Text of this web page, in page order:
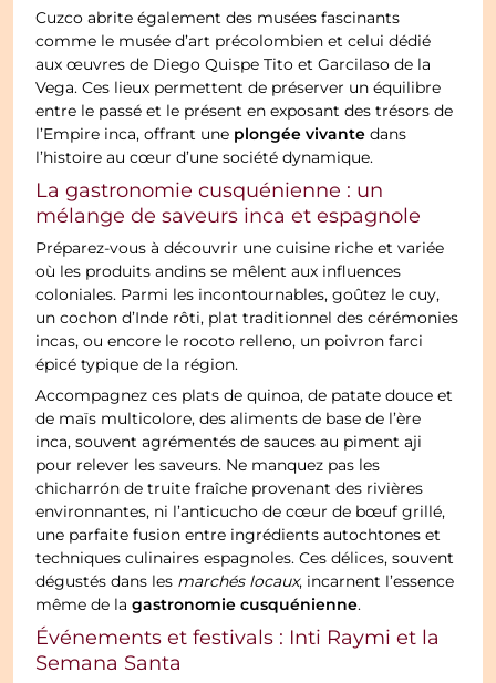
Cuzco abrite également des musées fascinants
comme le musée d’art précolombien et celui dédié
aux œuvres de Diego Quispe Tito et Garcilaso de la
Vega. Ces lieux permettent de préserver un équilibre
entre le passé et le présent en exposant des trésors de
l’Empire inca, offrant une plongée vivante dans
l’histoire au cœur d’une société dynamique.
La gastronomie cusquénienne : un
mélange de saveurs inca et espagnole
Préparez-vous à découvrir une cuisine riche et variée
où les produits andins se mêlent aux influences
coloniales. Parmi les incontournables, goûtez le cuy,
un cochon d’Inde rôti, plat traditionnel des cérémonies
incas, ou encore le rocoto relleno, un poivron farci
épicé typique de la région.
Accompagnez ces plats de quinoa, de patate douce et
de maïs multicolore, des aliments de base de l’ère
inca, souvent agrémentés de sauces au piment aji
pour relever les saveurs. Ne manquez pas les
chicharrón de truite fraîche provenant des rivières
environnantes, ni l’anticucho de cœur de bœuf grillé,
une parfaite fusion entre ingrédients autochtones et
techniques culinaires espagnoles. Ces délices, souvent
dégustés dans les marchés locaux, incarnent l’essence
même de lagastronomie cusquénienne.
Événements et festivals : Inti Raymi et la
Semana Santa